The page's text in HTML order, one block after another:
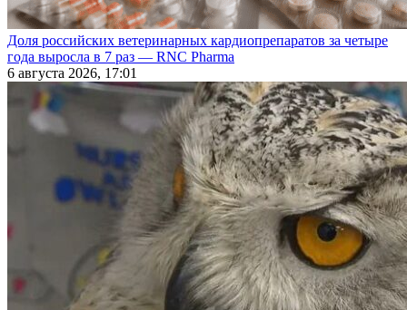
Доля российских ветеринарных кардиопрепаратов за четыре
года выросла в 7 раз — RNC Pharma
6 августа 2026, 17:01